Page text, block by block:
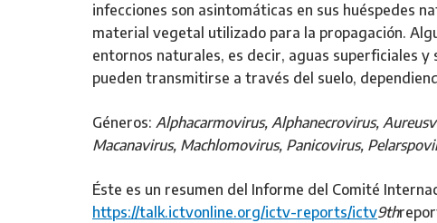
infecciones son asintomáticas en sus huéspedes
material vegetal utilizado para la propagación.
entornos naturales, es decir, aguas superficiales
pueden transmitirse a través del suelo,
Géneros: Alphacarmovirus, Alphanecrovirus,
Macanavirus, Machlomovirus, Panicovirus,
Éste es un resumen del Informe del Comité
https://talk.ictvonline.org/ictv-reports/ictv9th